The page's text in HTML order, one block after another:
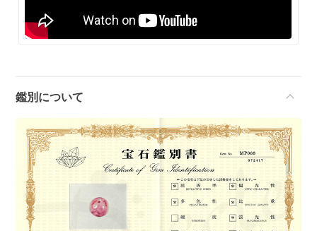
鑑別について